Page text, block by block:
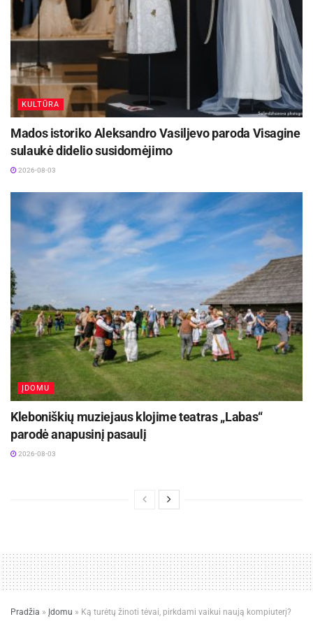
6 +
KULTŪRA
Mados istoriko Aleksandro Vasiljevo paroda Visagine
sulaukė didelio susidomėjimo
2026-08-03
ĮDOMU
Kleboniškių muziejaus klojime teatras „Labas“
parodė anapusinį pasaulį
2026-08-03
Pradžia » Įdomu » Ką turėtų žinoti tėvai, pirkdami vaikui naują kompiuterį?